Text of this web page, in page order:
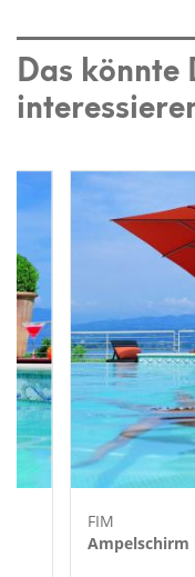
Das könnte
FIM
Ampelschirm